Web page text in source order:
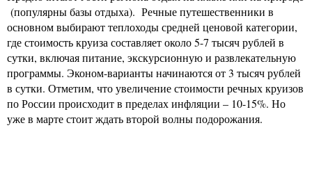
(популярны базы отдыха). Речные путешественники в
основном выбирают теплоходы средней ценовой категории,
где стоимость круиза составляет около 5-7 тысяч рублей в
сутки, включая питание, экскурсионную и развлекательную
программы. Эконом-варианты начинаются от 3 тысяч рублей
в сутки. Отметим, что увеличение стоимости речных круизов
по России происходит в пределах инфляции – 10-15%. Но
уже в марте стоит ждать второй волны подорожания.